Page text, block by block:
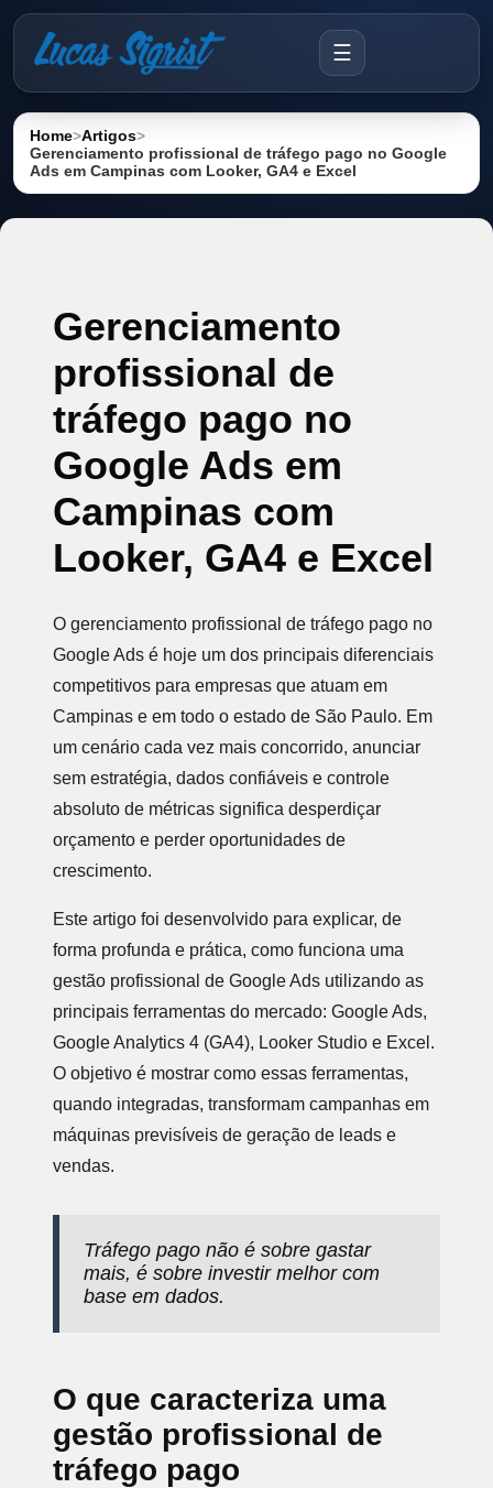
☰
Home>Artigos>
Gerenciamento profissional de tráfego pago no Google
Ads em Campinas com Looker, GA4 e Excel
Gerenciamento
profissional de
tráfego pago no
Google Ads em
Campinas com
Looker, GA4 e Excel
O gerenciamento profissional de tráfego pago no
Google Ads é hoje um dos principais diferenciais
competitivos para empresas que atuam em
Campinas e em todo o estado de São Paulo. Em
um cenário cada vez mais concorrido, anunciar
sem estratégia, dados confiáveis e controle
absoluto de métricas significa desperdiçar
orçamento e perder oportunidades de
crescimento.
Este artigo foi desenvolvido para explicar, de
forma profunda e prática, como funciona uma
gestão profissional de Google Ads utilizando as
principais ferramentas do mercado: Google Ads,
Google Analytics 4 (GA4), Looker Studio e Excel.
O objetivo é mostrar como essas ferramentas,
quando integradas, transformam campanhas em
máquinas previsíveis de geração de leads e
vendas.
Tráfego pago não é sobre gastar
mais, é sobre investir melhor com
base em dados.
O que caracteriza uma
gestão profissional de
tráfego pago